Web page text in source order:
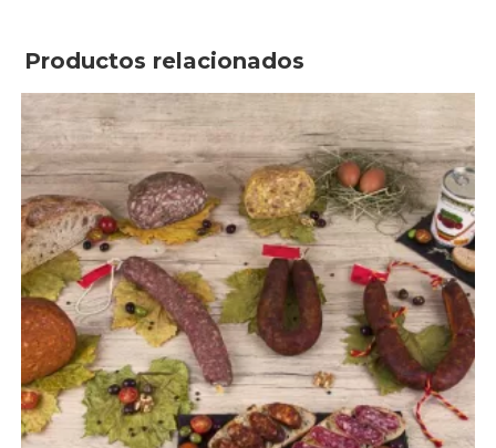
Productos relacionados